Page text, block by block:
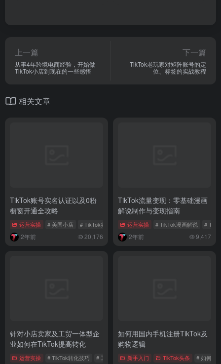
上一篇
从事4年跨境电商经验，开始做
TikTok小店到现在的一些感悟
下一篇
TikTok老玩家对矩阵账号的定
位、标签的实战教程
相关文章
TikTok账号实名认证以及0粉
橱窗开通全攻略
运营实操 # 美国小店 # TikTok实名认证 # TikTok账号实名认证
2年前 20,176
TikTok流量变现：零基础漫画
解说制作与变现指南
运营实操 # TikTok漫画解说 #
2年前 9,417
针对小店卖家及工贸一体型企
业如何在TikTok提高转化
运营实操 # TikTok转化技巧 # 工贸一体 # TikTok询盘报价
如何用国内手机注册TikTok及
购物逻辑
新手入门 TikTok头条 # 如何用